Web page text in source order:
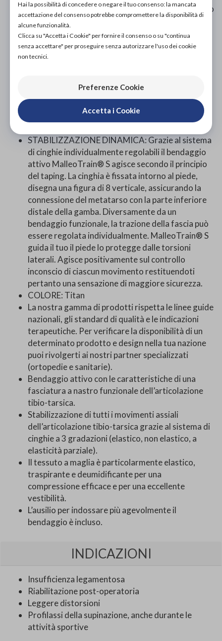
SOSTEGNO SICURO PER IL TUO PIEDE: Il tessuto
a maglia attivo traspirante Train è
anatomicamente sagomato e si adatta
perfettamente al piede. La compressione del
tessuto a maglia migliora la circolazione e attiva la
pertanto ideale durante l'attività sportiva. Si
ginnastica e aiuta a prevenire ulteriori traumi
STABILIZZAZIONE DINAMICA: Grazie al sistema
di cinghie individualmente regolabili il bendaggio
attivo MalleoTrain® S agisce secondo il principio
del taping. La cinghia è fissata intorno al piede,
disegna una figura di 8 verticale, assicurando la
connessione del metatarso con la parte inferiore
distale della gamba. Diversamente da un
bendaggio funzionale, la trazione della fascia può
essere regolata individualmente. MalleoTrain® S
guida il tuo il piede lo protegge dalle torsioni
laterali. Agisce positivamente sul controllo
inconscio di ciascun movimento restituendoti
pertanto una sensazione di maggiore sicurezza.
COLORE: Titan
La nostra gamma di prodotti rispetta le linee guide
nazionali, gli standard di qualità e le indicazioni
terapeutiche. Per verificare la disponibilità di un
determinato prodotto e design nella tua nazione
puoi rivolgerti ai nostri partner specializzati
(ortopedie e sanitarie).
Bendaggio attivo con le caratteristiche di una
fasciatura a nastro funzionale dell’articolazione
tibio-tarsica.
Stabilizzazione di tutti i movimenti assiali
dell’articolazione tibio-tarsica grazie al sistema di
cinghie a 3 gradazioni (elastico, non elastico, a
elasticità parziale).
Il tessuto a maglia è particolarmente elastico,
traspirante e deumidificante per una
compressione efficace e per una eccellente
vestibilità.
L’ausilio per indossare più agevolmente il
bendaggio è incluso.
INDICAZIONI
Insufficienza legamentosa
Riabilitazione post-operatoria
Leggere distorsioni
Profilassi della supinazione, anche durante le
attività sportive
Hai la possibilità di concedere o negare il tuo consenso: la mancata
accettazione del consenso potrebbe compromettere la disponibilità di
alcune funzionalità.
Clicca su "Accetta i Cookie" per fornire il consenso o su "continua
senza accettare" per proseguire senza autorizzare l'uso dei cookie
non tecnici.
Preferenze Cookie
Accetta i Cookie